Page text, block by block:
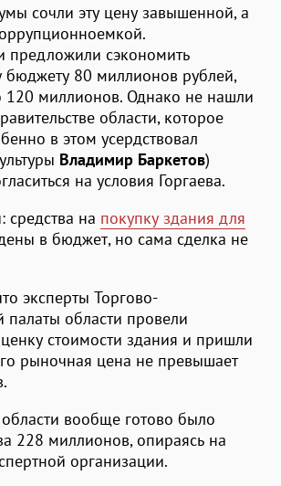
сочли эту цену завышенной, а
предложили сэкономить
бюджету 80 миллионов рублей,
120 миллионов. Однако не нашли
области, которое
в этом усердствовал
Владимир Баркетов)
на условия Горгаева.
средства на покупку здания для
в бюджет, но сама сделка не
эксперты Торгово-
области провели
стоимости здания и пришли
рыночная цена не превышает
области вообще готово было
228 миллионов, опираясь на
организации.